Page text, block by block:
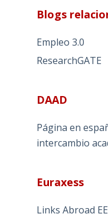
Blogs
Empleo 3.0
ResearchGATE
DAAD
Página en
intercambio
Euraxess
Links Abroad